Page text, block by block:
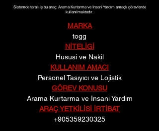
Sistemde taralı iş bu araç; Arama Kurtarma ve İnsani Yardım amaçlı görevlerde
kullanılmaktadır.
MARKA
togg
NİTELİGİ
Hususi ve Nakil
KULLANIM AMACI
Personel Tasıyıcı ve Lojistik
GÖREV KONUSU
Arama Kurtarma ve İnsani Yardım
ARAÇ YETKİLİSİ İRTİBAT
+905359230325